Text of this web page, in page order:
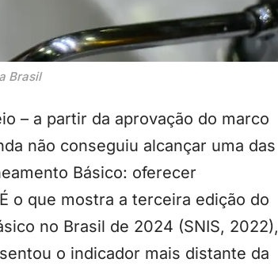
Brasil
– a partir da aprovação do marco
não conseguiu alcançar uma das
Básico: oferecer
o que mostra a terceira edição do
no Brasil de 2024 (SNIS, 2022),
o indicador mais distante da